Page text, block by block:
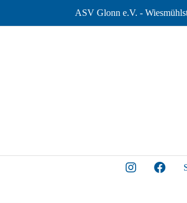
Inhalt
ASV Glonn e.V. -